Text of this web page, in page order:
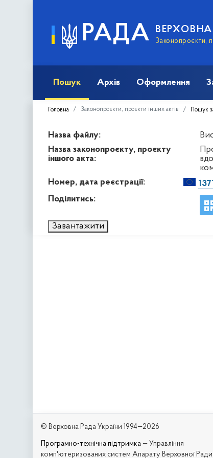
РАДА Законопроєкти,
Пошук Архів Оформлення
Головна Законопроєкти, проєкти інших актів Пошук
Назва файлу:
Назва законопроєкту, проєкту
іншого акта:
Номер, дата реєстрації:
Поділитись:
Завантажити
© Верховна Рада України 1994—2026
Програмно-технічна підтримка — Управління
комп'ютеризованих систем Апарату Верховної Ради